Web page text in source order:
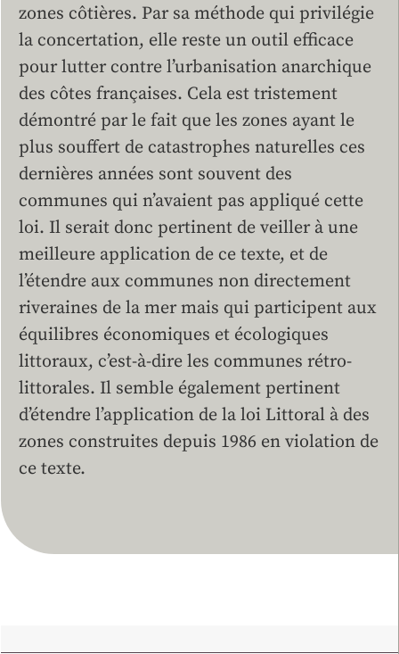
zones côtières. Par sa méthode qui privilégie
la concertation, elle reste un outil efficace
pour lutter contre l’urbanisation anarchique
des côtes françaises. Cela est tristement
démontré par le fait que les zones ayant le
plus souffert de catastrophes naturelles ces
dernières années sont souvent des
communes qui n’avaient pas appliqué cette
loi. Il serait donc pertinent de veiller à une
meilleure application de ce texte, et de
l’étendre aux communes non directement
riveraines de la mer mais qui participent aux
équilibres économiques et écologiques
littoraux, c’est-à-dire les communes rétro-
littorales. Il semble également pertinent
d’étendre l’application de la loi Littoral à des
zones construites depuis 1986 en violation de
ce texte.